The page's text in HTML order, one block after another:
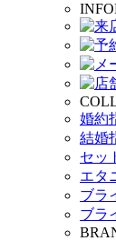
婚約
結婚
セッ
エタ
ブラ
ブラ